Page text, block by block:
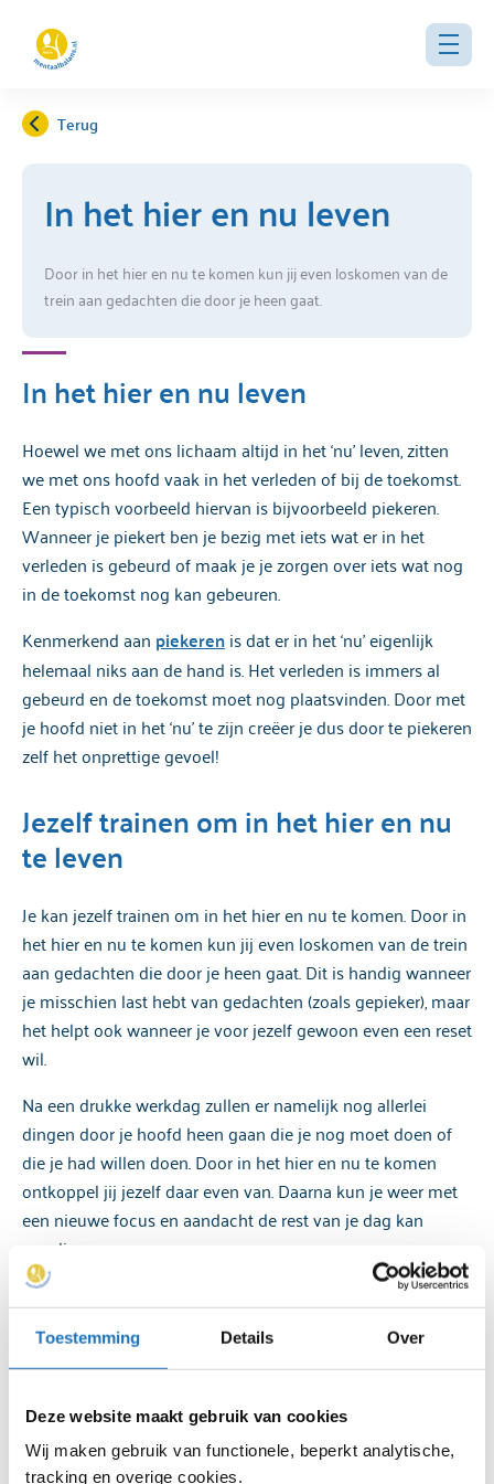
Toestemming Details Over
Deze website maakt gebruik van cookies
Wij maken gebruik van functionele, beperkt analytische,
tracking en overige cookies.
In het hier en nu leven
Door in het hier en nu te komen kun jij even loskomen van de
trein aan gedachten die door je heen gaat.
Terug
In het hier en nu leven
Hoewel we met ons lichaam altijd in het ‘nu’ leven, zitten
we met ons hoofd vaak in het verleden of bij de toekomst.
Een typisch voorbeeld hiervan is bijvoorbeeld piekeren.
Wanneer je piekert ben je bezig met iets wat er in het
verleden is gebeurd of maak je je zorgen over iets wat nog
in de toekomst nog kan gebeuren.
Kenmerkend aan piekerenis dat er in het ‘nu’ eigenlijk
helemaal niks aan de hand is. Het verleden is immers al
gebeurd en de toekomst moet nog plaatsvinden. Door met
je hoofd niet in het ‘nu’ te zijn creëer je dus door te piekeren
zelf het onprettige gevoel!
Jezelf trainen om in het hier en nu
te leven
Je kan jezelf trainen om in het hier en nu te komen. Door in
het hier en nu te komen kun jij even loskomen van de trein
aan gedachten die door je heen gaat. Dit is handig wanneer
je misschien last hebt van gedachten (zoals gepieker), maar
het helpt ook wanneer je voor jezelf gewoon even een reset
wil.
Na een drukke werkdag zullen er namelijk nog allerlei
dingen door je hoofd heen gaan die je nog moet doen of
die je had willen doen. Door in het hier en nu te komen
ontkoppel jij jezelf daar even van. Daarna kun je weer met
een nieuwe focus en aandacht de rest van je dag kan
aanvliegen.
In het hier en nu met een bodyscan
Je kunt in het hier en nu leven door juist even stil te staan
ontkoppelen. Een effectieve manier om dit te kunnen doen
is met behulp van een bodyscan. Met een bodyscan richt jij